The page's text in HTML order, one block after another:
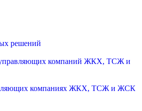
решений
компаний ЖКХ, ТСЖ и
компаниях ЖКХ, ТСЖ и ЖСК